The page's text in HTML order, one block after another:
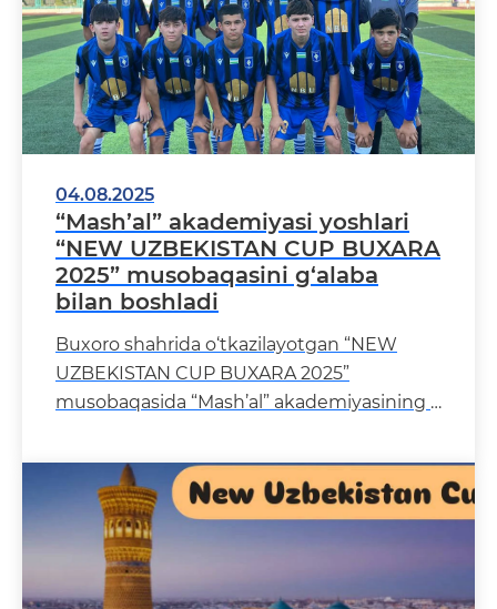
04.08.2025
“Mash’al” akademiyasi yoshlari
“NEW UZBEKISTAN CUP BUXARA
2025” musobaqasini g‘alaba
bilan boshladi
Buxoro shahrida o‘tkazilayotgan “NEW
UZBEKISTAN CUP BUXARA 2025”
musobaqasida “Mash’al” akademiyasining